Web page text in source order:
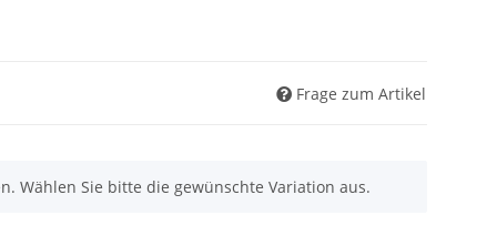
Frage zum Artikel
Wählen Sie bitte die gewünschte Variation aus.